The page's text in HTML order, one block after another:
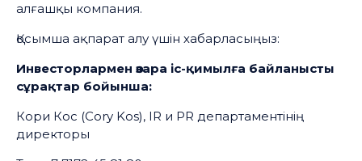
алғашқы компания.
Қосымша ақпарат алу үшін хабарласыңыз:
Инвесторлармен өзара іс-қимылға байланысты
сұрақтар бойынша:
Кори Кос (Cory Kos), IR и PR департаментінің
директоры